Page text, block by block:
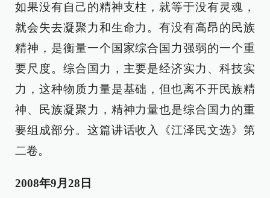
如果没有自己的精神支柱，就等于没有灵魂，
就会失去凝聚力和生命力。有没有高昂的民族
精神，是衡量一个国家综合国力强弱的一个重
要尺度。综合国力，主要是经济实力、科技实
力，这种物质力量是基础，但也离不开民族精
神、民族凝聚力，精神力量也是综合国力的重
要组成部分。这篇讲话收入《江泽民文选》第
二卷。
2008年9月28日